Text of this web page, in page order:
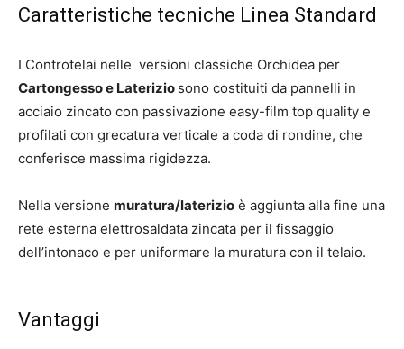
Caratteristiche tecniche Linea Standard
I Controtelai nelle versioni classiche Orchidea per
Cartongesso e Laterizio sono costituiti da pannelli in
acciaio zincato con passivazione easy-film top quality e
profilati con grecatura verticale a coda di rondine, che
conferisce massima rigidezza.
Nella versione muratura/laterizio è aggiunta alla fine una
rete esterna elettrosaldata zincata per il fissaggio
dell’intonaco e per uniformare la muratura con il telaio.
Vantaggi